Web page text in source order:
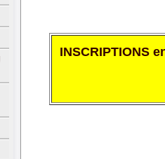
INSCRIPTIONS